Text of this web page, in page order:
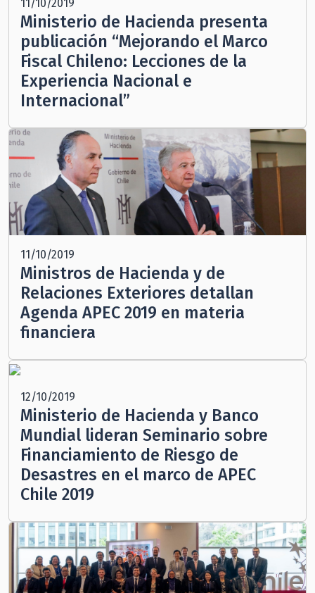
11/10/2019
Ministerio de Hacienda presenta
publicación “Mejorando el Marco
Fiscal Chileno: Lecciones de la
Experiencia Nacional e
Internacional”
11/10/2019
Ministros de Hacienda y de
Relaciones Exteriores detallan
Agenda APEC 2019 en materia
financiera
12/10/2019
Ministerio de Hacienda y Banco
Mundial lideran Seminario sobre
Financiamiento de Riesgo de
Desastres en el marco de APEC
Chile 2019